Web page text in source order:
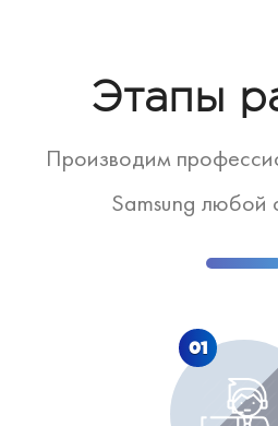
Этапы
Производим
Samsung любой
01